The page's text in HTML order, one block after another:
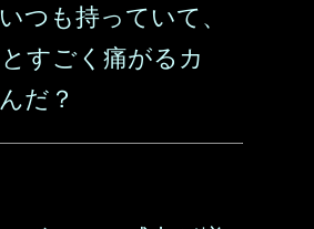
つも持っていて、
すごく痛がるカ
だ？